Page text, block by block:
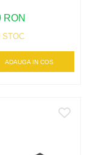
RON
STOC
ADAUGA IN COS